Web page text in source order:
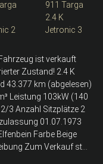
ist verkauft
Zustand! 2.4 K
43.377 km (abgelesen)
Leistung 103kW (140
3 Anzahl Sitzplätze 2
01.07.1973
Farbe Beige
Zum Verkauf st...